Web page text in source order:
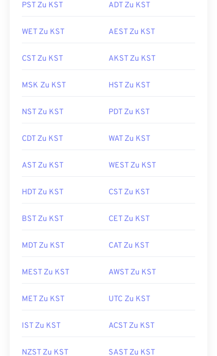
PST Zu KST ADT Zu KST
WET Zu KST AEST Zu KST
CST Zu KST AKST Zu KST
MSK Zu KST HST Zu KST
NST Zu KST PDT Zu KST
CDT Zu KST WAT Zu KST
AST Zu KST WEST Zu KST
HDT Zu KST CST Zu KST
BST Zu KST CET Zu KST
MDT Zu KST CAT Zu KST
MEST Zu KST AWST Zu KST
MET Zu KST UTC Zu KST
IST Zu KST ACST Zu KST
NZST Zu KST SAST Zu KST